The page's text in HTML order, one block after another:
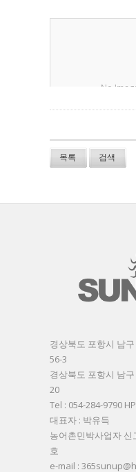
No
사이트 주소 변경됨
목록 검색
경상북도 포항시 남
56-3
경상북도 포항시 남
20
Tel : 054-284-9790
대표자 : 박유득
농어촌민박사업자 신
호
e-mail :